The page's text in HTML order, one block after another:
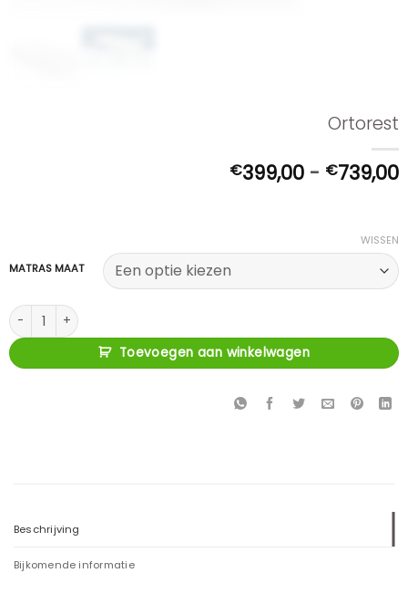
Ortorest
€399,00 - €739,00
MATRAS MAAT
WISSEN
Ortorest aantal
Toevoegen aan winkelwagen
Beschrijving
Bijkomende informatie